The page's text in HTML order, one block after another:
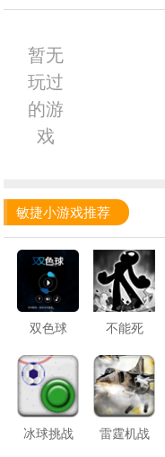
暂无
玩过
的游
戏
敏捷小游戏推荐
双色球 不能死
冰球挑战 雷霆机战